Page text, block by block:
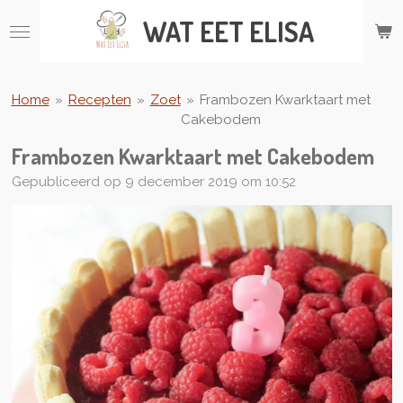
direct
hoofdinhoud
WAT EET ELISA
Home » Recepten » Zoet » Frambozen Kwarktaart met
Cakebodem
Frambozen Kwarktaart met Cakebodem
Gepubliceerd op 9 december 2019 om 10:52